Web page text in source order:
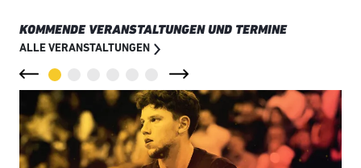
KOMMENDE VERANSTALTUNGEN UND TERMINE
ALLE VERANSTALTUNGEN